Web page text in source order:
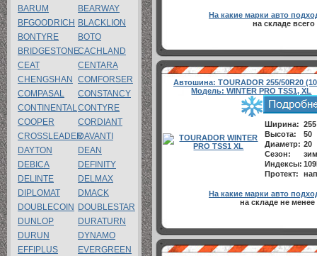
На какие марки авто
на складе всего
Автошина: TOURADOR 255/50R20
Модель:WINTER PRO TSS1, XL
Ширина: 255
Высота:
50
Диаметр: 20
Сезон:
Индексы:
Протект:
На какие марки авто
на складе не менее
BARUM
BEARWAY
BFGOODRICH BLACKLION
BONTYRE
BOTO
BRIDGESTONECACHLAND
CEAT
CENTARA
CHENGSHAN
COMFORSER
COMPASAL
CONSTANCY
CONTINENTALCONTYRE
COOPER
CORDIANT
CROSSLEADERDAVANTI
DAYTON
DEAN
DEBICA
DEFINITY
DELINTE
DELMAX
DIPLOMAT
DMACK
DOUBLECOIN
DOUBLESTAR
DUNLOP
DURATURN
DURUN
DYNAMO
EFFIPLUS
EVERGREEN